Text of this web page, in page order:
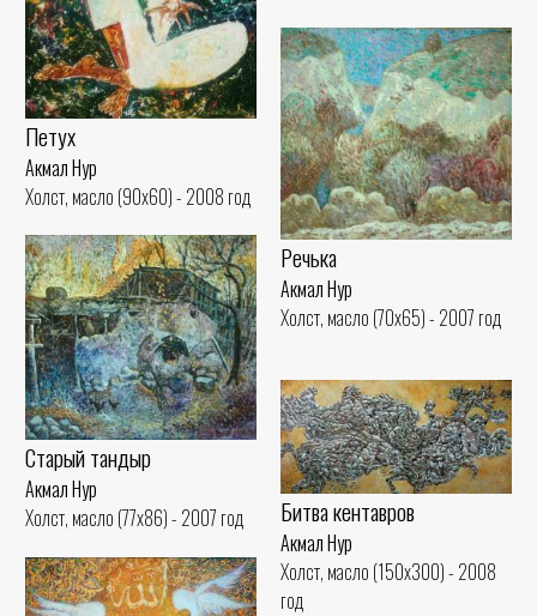
Петух
Акмал Нур
Холст, масло (90x60) - 2008 год
Речька
Акмал Нур
Холст, масло (70x65) - 2007 год
Старый тандыр
Акмал Нур
Холст, масло (77x86) - 2007 год
Битва кентавров
Акмал Нур
Холст, масло (150x300) - 2008
год